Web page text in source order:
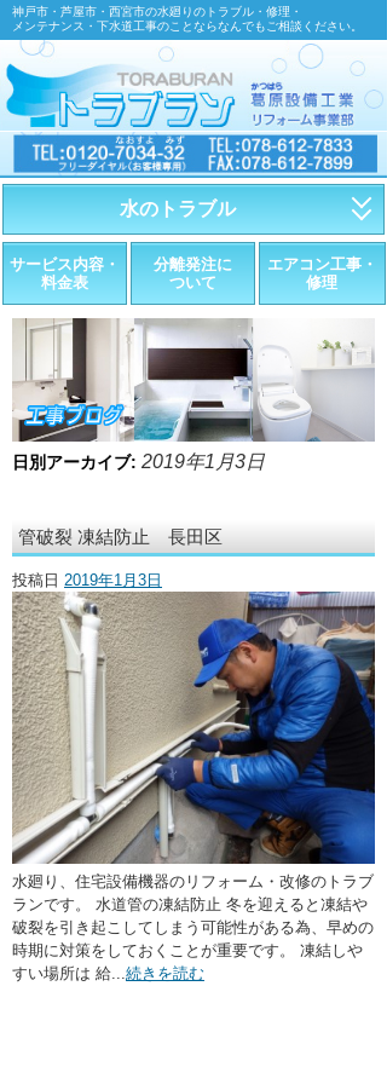
神戸市・芦屋市・西宮市の水廻りのトラブル・修理・
メンテナンス・下水道工事のことならなんでもご相談ください。
水のトラブル
・トイレが詰まったら
・トイレが漏れたら
・水道管が漏れたら
・排水が詰まったら
・悪臭調査
・ここに水栓がほしい
・水廻りメンテナンス
サービス内容・
料金表
分離発注に
ついて
エアコン工事・
修理
日別アーカイブ: 2019年1月3日
管破裂 凍結防止 長田区
投稿日 2019年1月3日
水廻り、住宅設備機器のリフォーム・改修のトラブ
ランです。 水道管の凍結防止 冬を迎えると凍結や
破裂を引き起こしてしまう可能性がある為、早めの
時期に対策をしておくことが重要です。 凍結しや
すい場所は 給... 続きを読む